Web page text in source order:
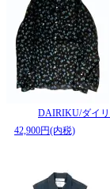
DAIRIKU/ダイリ
42,900円(内税)